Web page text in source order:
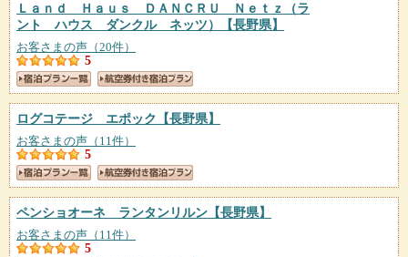
Ｌａｎｄ Ｈａｕｓ ＤＡＮＣＲＵ Ｎｅｔｚ（ラ
ント ハウス ダンクル ネッツ）
【長野県】
お客さまの声（20件）
5
ログコテージ エポック 【長野県】
お客さまの声（11件）
5
ペンショオーネ ランタンリルン 【長野県】
お客さまの声（11件）
5